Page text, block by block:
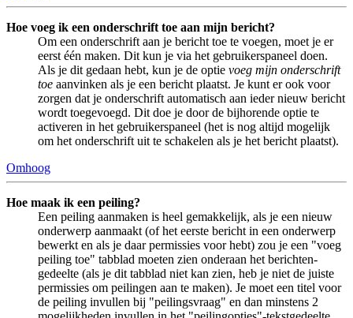
Hoe voeg ik een onderschrift toe aan mijn bericht?
Om een onderschrift aan je bericht toe te voegen, moet je er
eerst één maken. Dit kun je via het gebruikerspaneel doen.
Als je dit gedaan hebt, kun je de optie voeg mijn onderschrift
toe aanvinken als je een bericht plaatst. Je kunt er ook voor
zorgen dat je onderschrift automatisch aan ieder nieuw bericht
wordt toegevoegd. Dit doe je door de bijhorende optie te
activeren in het gebruikerspaneel (het is nog altijd mogelijk
om het onderschrift uit te schakelen als je het bericht plaatst).
Omhoog
Hoe maak ik een peiling?
Een peiling aanmaken is heel gemakkelijk, als je een nieuw
onderwerp aanmaakt (of het eerste bericht in een onderwerp
bewerkt en als je daar permissies voor hebt) zou je een "voeg
peiling toe" tabblad moeten zien onderaan het berichten-
gedeelte (als je dit tabblad niet kan zien, heb je niet de juiste
permissies om peilingen aan te maken). Je moet een titel voor
de peiling invullen bij "peilingsvraag" en dan minstens 2